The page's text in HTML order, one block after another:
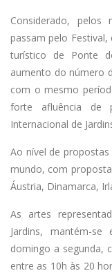
Considerado, pelos
passam pelo
turístico de Ponte
aumento do número
com o mesmo
forte afluência de
Internacional de
Ao nível de
mundo, com
Áustria, Dinamarca,
As artes
Jardins, mantém-
domingo a segunda,
entre as 10h às 20